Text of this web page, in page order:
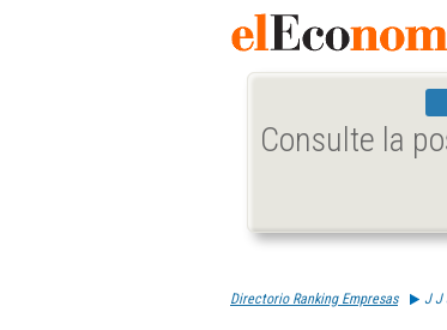
Consulte la
Directorio Ranking Empresas J J